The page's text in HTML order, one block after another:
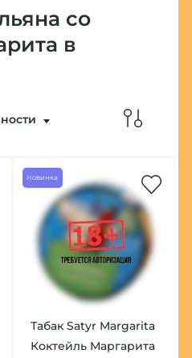
со
в
Новинка
Табак Satyr Margarita
Коктейль Маргарита